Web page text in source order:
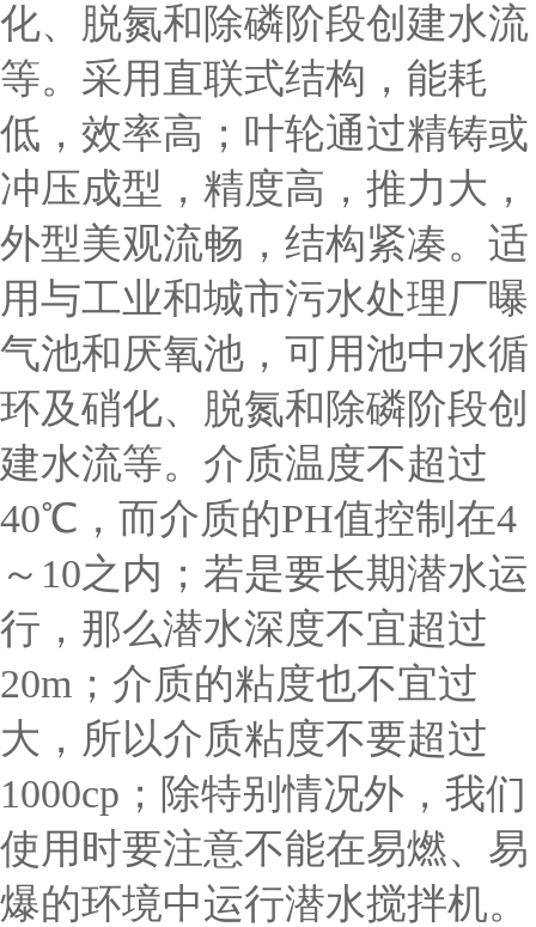
化、脱氮和除磷阶段创建水流
等。采用直联式结构，能耗
低，效率高；叶轮通过精铸或
冲压成型，精度高，推力大，
外型美观流畅，结构紧凑。适
用与工业和城市污水处理厂曝
气池和厌氧池，可用池中水循
环及硝化、脱氮和除磷阶段创
建水流等。介质温度不超过
40℃，而介质的PH值控制在4
～10之内；若是要长期潜水运
行，那么潜水深度不宜超过
20m；介质的粘度也不宜过
大，所以介质粘度不要超过
1000cp；除特别情况外，我们
使用时要注意不能在易燃、易
爆的环境中运行潜水搅拌机。